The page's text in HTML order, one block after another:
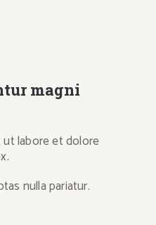
magni
ut labore et dolore
nulla pariatur.